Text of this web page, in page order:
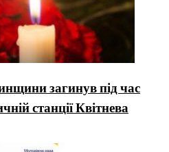
загинув під час
станції Квітнева